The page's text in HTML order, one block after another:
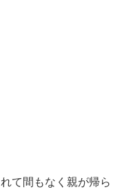
て間もなく親が帰ら